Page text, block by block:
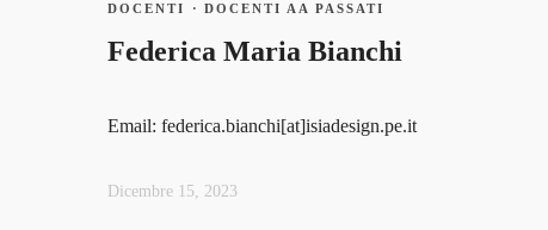
DOCENTI · DOCENTI AA PASSATI
Federica Maria Bianchi
Email: federica.bianchi[at]isiadesign.pe.it
Dicembre 15, 2023